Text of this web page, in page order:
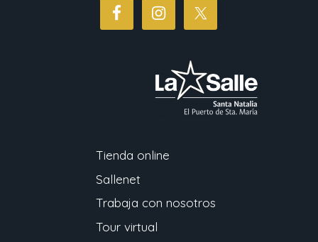
Tienda online
Sallenet
Trabaja con nosotros
Tour virtual